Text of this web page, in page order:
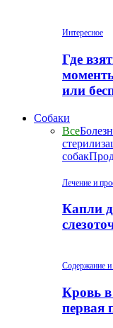
Интересное
Где
или
Собаки
Все
собак
Лечение и
Капли
Содержание
Кровь
первая